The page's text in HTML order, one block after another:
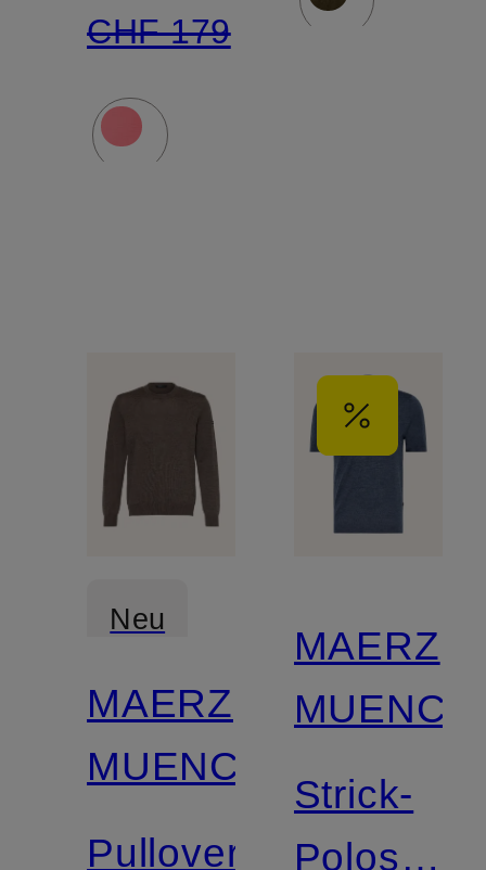
CHF 179
Neu
MAERZ
MUENCHEN
Pullover
MAERZ
Strick-
Poloshirt